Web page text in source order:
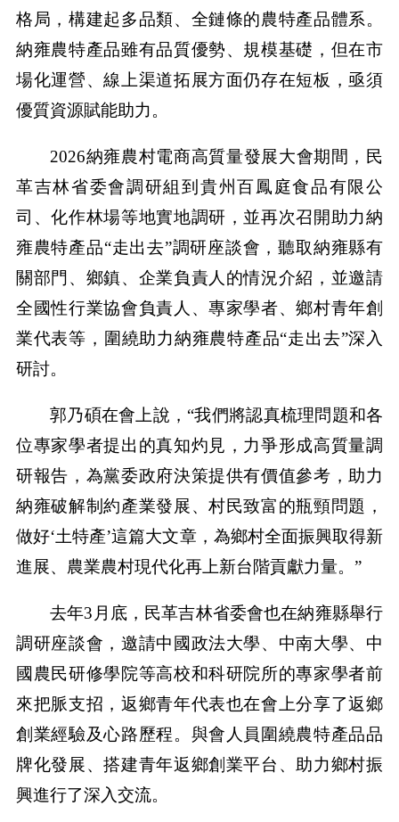
格局，構建起多品類、全鏈條的農特產品體系。
納雍農特產品雖有品質優勢、規模基礎，但在市
場化運營、線上渠道拓展方面仍存在短板，亟須
優質資源賦能助力。
2026納雍農村電商高質量發展大會期間，民
革吉林省委會調研組到貴州百鳳庭食品有限公
司、化作林場等地實地調研，並再次召開助力納
雍農特產品“走出去”調研座談會，聽取納雍縣有
關部門、鄉鎮、企業負責人的情況介紹，並邀請
全國性行業協會負責人、專家學者、鄉村青年創
業代表等，圍繞助力納雍農特產品“走出去”深入
研討。
郭乃碩在會上說，“我們將認真梳理問題和各
位專家學者提出的真知灼見，力爭形成高質量調
研報告，為黨委政府決策提供有價值參考，助力
納雍破解制約產業發展、村民致富的瓶頸問題，
做好‘土特產’這篇大文章，為鄉村全面振興取得新
進展、農業農村現代化再上新台階貢獻力量。”
去年3月底，民革吉林省委會也在納雍縣舉行
調研座談會，邀請中國政法大學、中南大學、中
國農民研修學院等高校和科研院所的專家學者前
來把脈支招，返鄉青年代表也在會上分享了返鄉
創業經驗及心路歷程。與會人員圍繞農特產品品
牌化發展、搭建青年返鄉創業平台、助力鄉村振
興進行了深入交流。